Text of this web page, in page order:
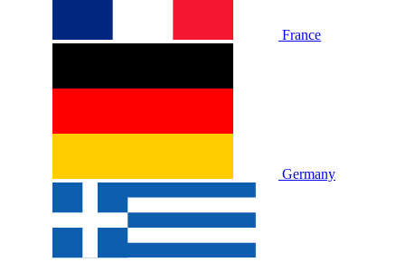
France
Germany